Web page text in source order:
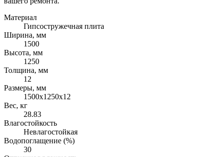
Материал
Гипсостружечная плита
Ширина, мм
1500
Высота, мм
1250
Толщина, мм
12
Размеры, мм
1500х1250х12
Вес, кг
28.83
Влагостойкость
Невлагостойкая
Водопоглащение (%)
30